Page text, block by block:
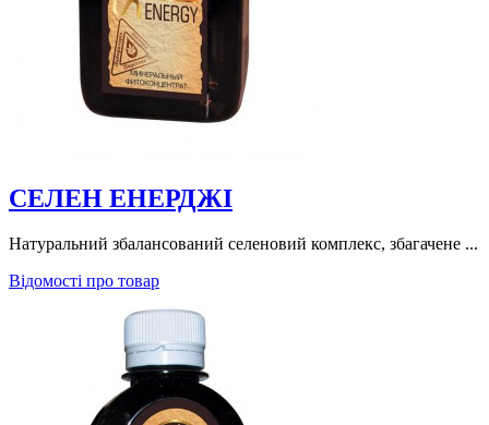
СЕЛЕН EНЕРДЖІ
Натуральний збалансований селеновий комплекс, збагачене ...
Відомості про товар